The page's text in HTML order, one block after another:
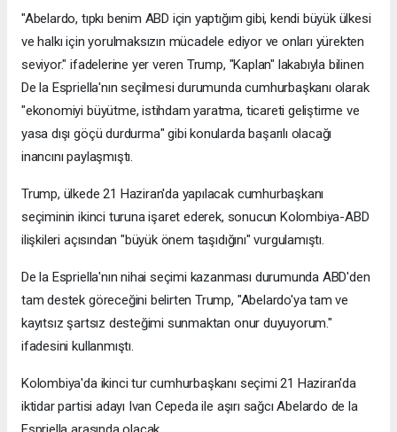
"Abelardo, tıpkı benim ABD için yaptığım gibi, kendi büyük ülkesi
ve halkı için yorulmaksızın mücadele ediyor ve onları yürekten
seviyor." ifadelerine yer veren Trump, "Kaplan" lakabıyla bilinen
De la Espriella'nın seçilmesi durumunda cumhurbaşkanı olarak
"ekonomiyi büyütme, istihdam yaratma, ticareti geliştirme ve
yasa dışı göçü durdurma" gibi konularda başarılı olacağı
inancını paylaşmıştı.
Trump, ülkede 21 Haziran'da yapılacak cumhurbaşkanı
seçiminin ikinci turuna işaret ederek, sonucun Kolombiya-ABD
ilişkileri açısından "büyük önem taşıdığını" vurgulamıştı.
De la Espriella'nın nihai seçimi kazanması durumunda ABD'den
tam destek göreceğini belirten Trump, "Abelardo'ya tam ve
kayıtsız şartsız desteğimi sunmaktan onur duyuyorum."
ifadesini kullanmıştı.
Kolombiya'da ikinci tur cumhurbaşkanı seçimi 21 Haziran'da
iktidar partisi adayı Ivan Cepeda ile aşırı sağcı Abelardo de la